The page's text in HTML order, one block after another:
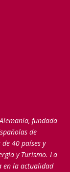
fundada
de
de 40 países y
y Turismo. La
en la actualidad